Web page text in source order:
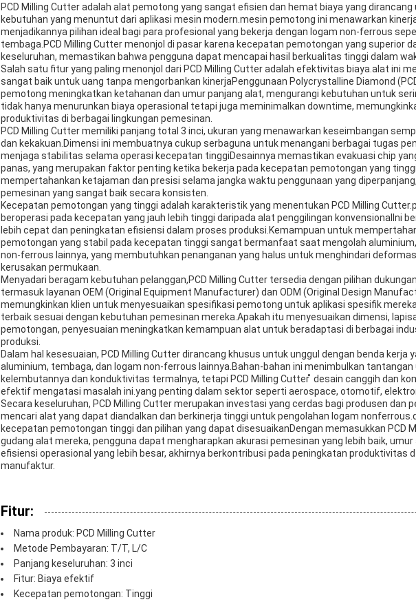
PCD Milling Cutter adalah alat pemotong yang sangat efisien dan hemat biaya yang
kebutuhan yang menuntut dari aplikasi mesin modern.mesin pemotong ini menawarkan
menjadikannya pilihan ideal bagi para profesional yang bekerja dengan logam non-ferrous
tembaga.PCD Milling Cutter menonjol di pasar karena kecepatan pemotongan yang superior
keseluruhan, memastikan bahwa pengguna dapat mencapai hasil berkualitas tinggi dalam
Salah satu fitur yang paling menonjol dari PCD Milling Cutter adalah efektivitas biaya.alat ini
sangat baik untuk uang tanpa mengorbankan kinerjaPenggunaan Polycrystalline Diamond
pemotong meningkatkan ketahanan dan umur panjang alat, mengurangi kebutuhan untuk
tidak hanya menurunkan biaya operasional tetapi juga meminimalkan downtime,
produktivitas di berbagai lingkungan pemesinan.
PCD Milling Cutter memiliki panjang total 3 inci, ukuran yang menawarkan keseimbangan
dan kekakuan.Dimensi ini membuatnya cukup serbaguna untuk menangani berbagai tugas
menjaga stabilitas selama operasi kecepatan tinggiDesainnya memastikan evakuasi chip
panas, yang merupakan faktor penting ketika bekerja pada kecepatan pemotongan yang
mempertahankan ketajaman dan presisi selama jangka waktu penggunaan yang
pemesinan yang sangat baik secara konsisten.
Kecepatan pemotongan yang tinggi adalah karakteristik yang menentukan PCD Milling
beroperasi pada kecepatan yang jauh lebih tinggi daripada alat penggilingan konvensionalIni
lebih cepat dan peningkatan efisiensi dalam proses produksi.Kemampuan untuk
pemotongan yang stabil pada kecepatan tinggi sangat bermanfaat saat mengolah
non-ferrous lainnya, yang membutuhkan penanganan yang halus untuk menghindari
kerusakan permukaan.
Menyadari beragam kebutuhan pelanggan,PCD Milling Cutter tersedia dengan pilihan
termasuk layanan OEM (Original Equipment Manufacturer) dan ODM (Original Design
memungkinkan klien untuk menyesuaikan spesifikasi pemotong untuk aplikasi spesifik
terbaik sesuai dengan kebutuhan pemesinan mereka.Apakah itu menyesuaikan dimensi,
pemotongan, penyesuaian meningkatkan kemampuan alat untuk beradaptasi di berbagai
produksi.
Dalam hal kesesuaian, PCD Milling Cutter dirancang khusus untuk unggul dengan benda kerja
aluminium, tembaga, dan logam non-ferrous lainnya.Bahan-bahan ini menimbulkan tantangan
kelembutannya dan konduktivitas termalnya, tetapi PCD Milling Cutter ̊ desain canggih dan
efektif mengatasi masalah ini.yang penting dalam sektor seperti aerospace, otomotif,
Secara keseluruhan, PCD Milling Cutter merupakan investasi yang cerdas bagi produsen dan
mencari alat yang dapat diandalkan dan berkinerja tinggi untuk pengolahan logam
kecepatan pemotongan tinggi dan pilihan yang dapat disesuaikanDengan memasukkan PCD
gudang alat mereka, pengguna dapat mengharapkan akurasi pemesinan yang lebih baik, umur
efisiensi operasional yang lebih besar, akhirnya berkontribusi pada peningkatan produktivitas
manufaktur.
Fitur:
Nama produk: PCD Milling Cutter
Metode Pembayaran: T/T, L/C
Panjang keseluruhan: 3 inci
Fitur: Biaya efektif
Kecepatan pemotongan: Tinggi